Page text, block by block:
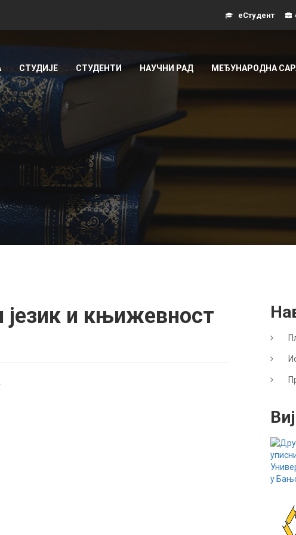
еСтудент
СТУДИЈЕ СТУДЕНТИ НАУЧНИ РАД МЕЂУНАРОДНА
језик и књижевност